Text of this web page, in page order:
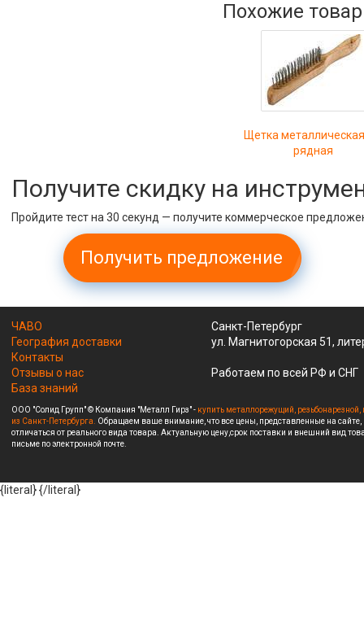
Похожие
Щетка
рядная
Получите скидку на
Пройдите тест на 30 секунд — получите коммерческое
Получить предложение
ЧАВО
География доставки
Контакты
Отзывы о нас
База знаний
Санкт-Петербург
ул. Магнитогорская 51,
Работаем по всей РФ и СНГ
ООО "Солид Групп" © Компания "Металл Гирз" - купить металлорежущий,
из Санкт-Петербурга. Обращаем ваше внимание, что все цены, представленные на
отличаться от реального вида товара. Актуальную цену,срок поставки и внешний вид
письме по электронной почте.
{literal}{/literal}